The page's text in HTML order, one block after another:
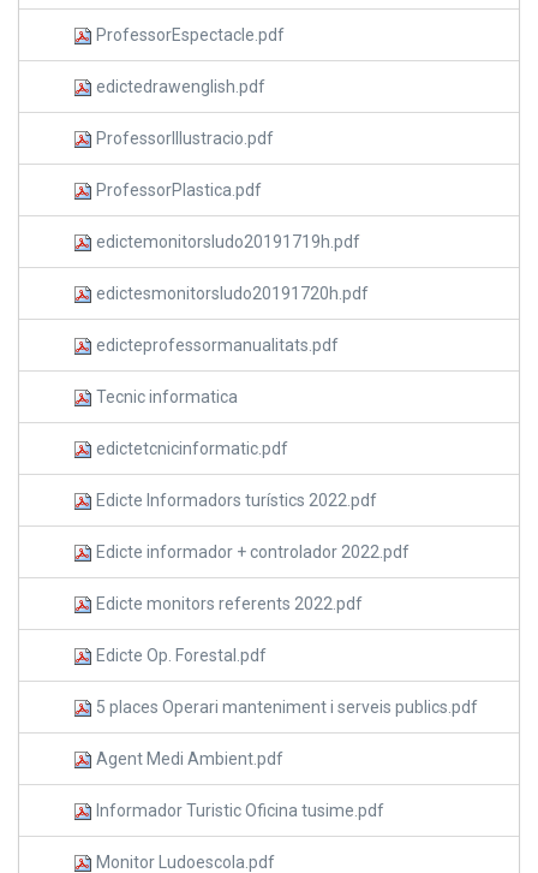
ProfessorEspectacle.pdf
edictedrawenglish.pdf
ProfessorIllustracio.pdf
ProfessorPlastica.pdf
edictemonitorsludo20191719h.pdf
edictesmonitorsludo20191720h.pdf
edicteprofessormanualitats.pdf
Tecnic informatica
edictetcnicinformatic.pdf
Edicte Informadors turístics 2022.pdf
Edicte informador + controlador 2022.pdf
Edicte monitors referents 2022.pdf
Edicte Op. Forestal.pdf
5 places Operari manteniment i serveis publics.pdf
Agent Medi Ambient.pdf
Informador Turistic Oficina tusime.pdf
Monitor Ludoescola.pdf